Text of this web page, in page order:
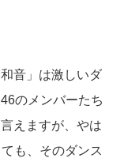
音」は激しいダ
のメンバーたち
えますが、やは
も、そのダンス